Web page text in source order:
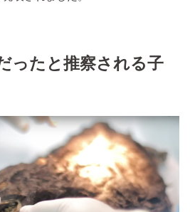
ったと推察される子